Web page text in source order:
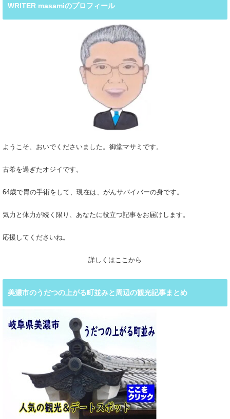
WRITER masamiのプロフィール
ようこそ、おいでくださいました。御堂マサミです。
古希を過ぎたオジイです。
64歳で胃の手術をして、現在は、がんサバイバーの身です。
気力と体力が続く限り、あなたに役立つ記事をお届けします。
応援してくださいね。
詳しくはここから
美濃市のうだつの上がる町並みと周辺の観光記事まとめ